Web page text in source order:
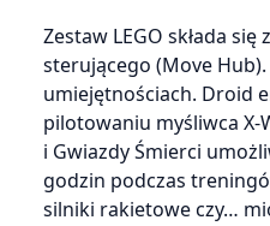
Zestaw LEGO składa
sterującego (Move
umiejętnościach. Droid
pilotowaniu myśliwca X-
i Gwiazdy Śmierci
godzin podczas
silniki rakietowe czy…